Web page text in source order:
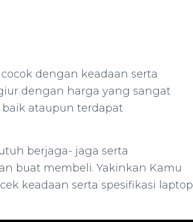
dengan keadaan serta
dengan harga yang sangat
ataupun terdapat
berjaga- jaga serta
buat membeli. Yakinkan Kamu
keadaan serta spesifikasi laptop